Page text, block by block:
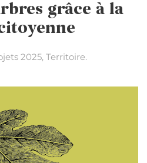
grâce à la
2025, Territoire.